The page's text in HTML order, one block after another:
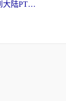
海外党必看：如何用VPN翻墙到大陆PTT？一篇解决你所有回国加速痛点